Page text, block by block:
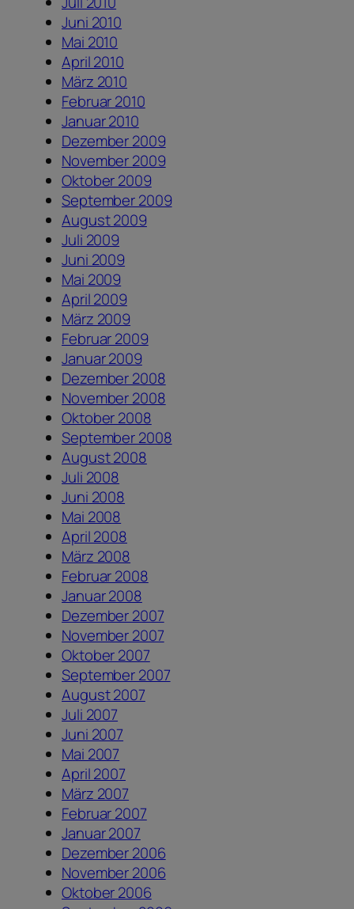
Juni 2010
Mai 2010
April 2010
März 2010
Februar 2010
Januar 2010
Dezember 2009
November 2009
Oktober 2009
September 2009
August 2009
Juli 2009
Juni 2009
Mai 2009
April 2009
März 2009
Februar 2009
Januar 2009
Dezember 2008
November 2008
Oktober 2008
September 2008
August 2008
Juli 2008
Juni 2008
Mai 2008
April 2008
März 2008
Februar 2008
Januar 2008
Dezember 2007
November 2007
Oktober 2007
September 2007
August 2007
Juli 2007
Juni 2007
Mai 2007
April 2007
März 2007
Februar 2007
Januar 2007
Dezember 2006
November 2006
Oktober 2006